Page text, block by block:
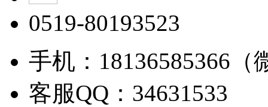
0519-80193523
手机：18136585366（
客服QQ：34631533